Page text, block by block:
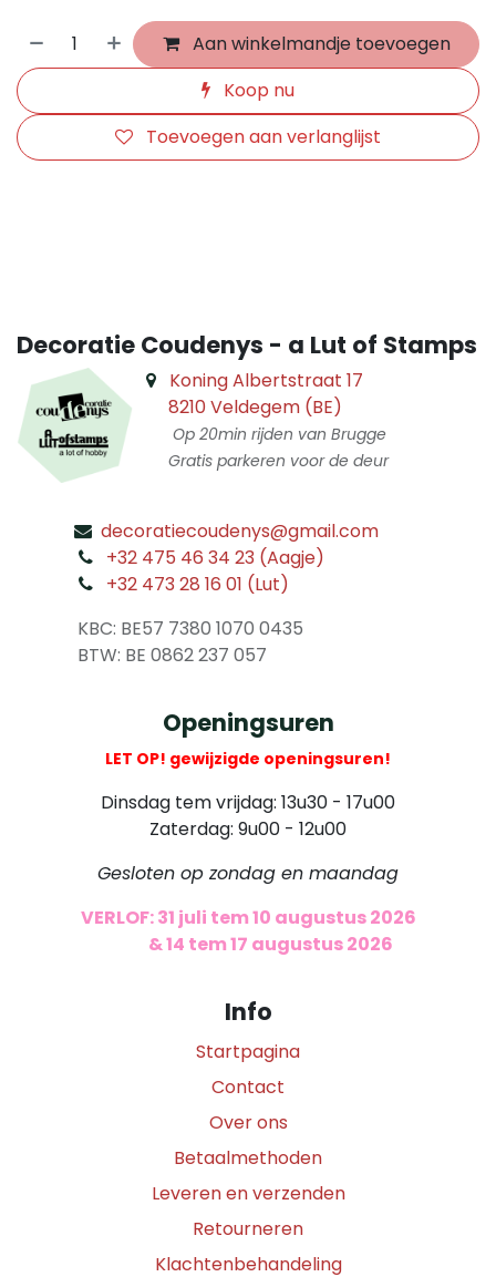
Aan winkelmandje toevoegen
Koop nu
Toevoegen aan verlanglijst
Decoratie Coudenys - a Lut of Stamps
Koning Albertstraat 17
8210 Veldegem (BE)
Op 20min rijden van Brugge
Gratis parkeren voor de deur
decoratiecoudenys@gmail.com
+32 475 46 34 23 (Aagje)
+32 473 28 16 01 (Lut)
KBC: BE57 7380 1070 0435
​ BTW: BE 0862 237 057
Openingsuren
LET OP! gewijzigde openingsuren!
Dinsdag tem vrijdag: 13u30 - 17u00
Zaterdag: 9u00 - 12u00
Gesloten op zondag en maandag
VERLOF: 31 juli tem 10 augustus 2026
& 14 tem 17 augustus 2026
Info
Startpagina
Contact
Over ons
Betaalmethoden
Leveren en verzenden
Retourneren
Klachtenbehandeling